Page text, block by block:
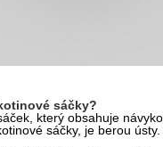
sáčky?
který obsahuje
sáčky, je berou